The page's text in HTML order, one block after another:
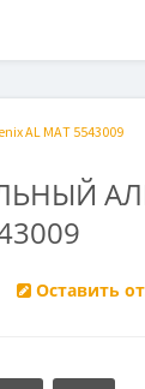
AL MAT 5543009
Оставить